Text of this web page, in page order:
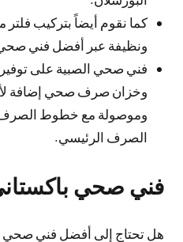
كما نقوم أيضاً بتركيب فلتر
ونظيفة عبر أفضل فني
فني صحي الصبية على
وخزان صرف صحي إضافة
وموصولة مع خطوط الصرف
الصرف الرئيسي.
فني صحي
هل تحتاج إلى أفضل فني صحي